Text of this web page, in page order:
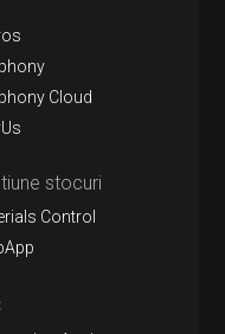
Cloud
stocuri
Control